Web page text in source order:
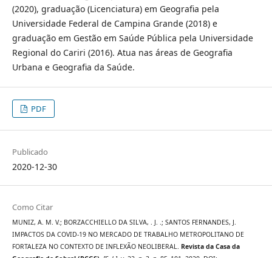
(2020), graduação (Licenciatura) em Geografia pela
Universidade Federal de Campina Grande (2018) e
graduação em Gestão em Saúde Pública pela Universidade
Regional do Cariri (2016). Atua nas áreas de Geografia
Urbana e Geografia da Saúde.
PDF
Publicado
2020-12-30
Como Citar
MUNIZ, A. M. V.; BORZACCHIELLO DA SILVA, . J. .; SANTOS FERNANDES, J.
IMPACTOS DA COVID-19 NO MERCADO DE TRABALHO METROPOLITANO DE
FORTALEZA NO CONTEXTO DE INFLEXÃO NEOLIBERAL. Revista da Casa da